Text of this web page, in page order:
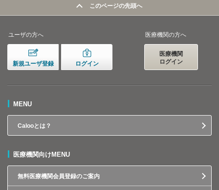
このページの先頭へ
ユーザの方へ
新規ユーザ登録 ログイン
医療機関の方へ
医療機関
ログイン
MENU
Calooとは？
医療機関向けMENU
無料医療機関会員登録のご案内